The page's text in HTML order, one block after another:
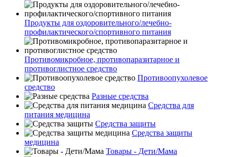
Продукты для оздоровительного/лечебно-
профилактического/спортивного питания
Противомикробное, противопаразитарное и
противоглистное средство
Противоопухолевое
средство
Разные средства
Средства для
питания медицина
Средства защиты
Средства защиты
медицина
Товары - Дети/Мама